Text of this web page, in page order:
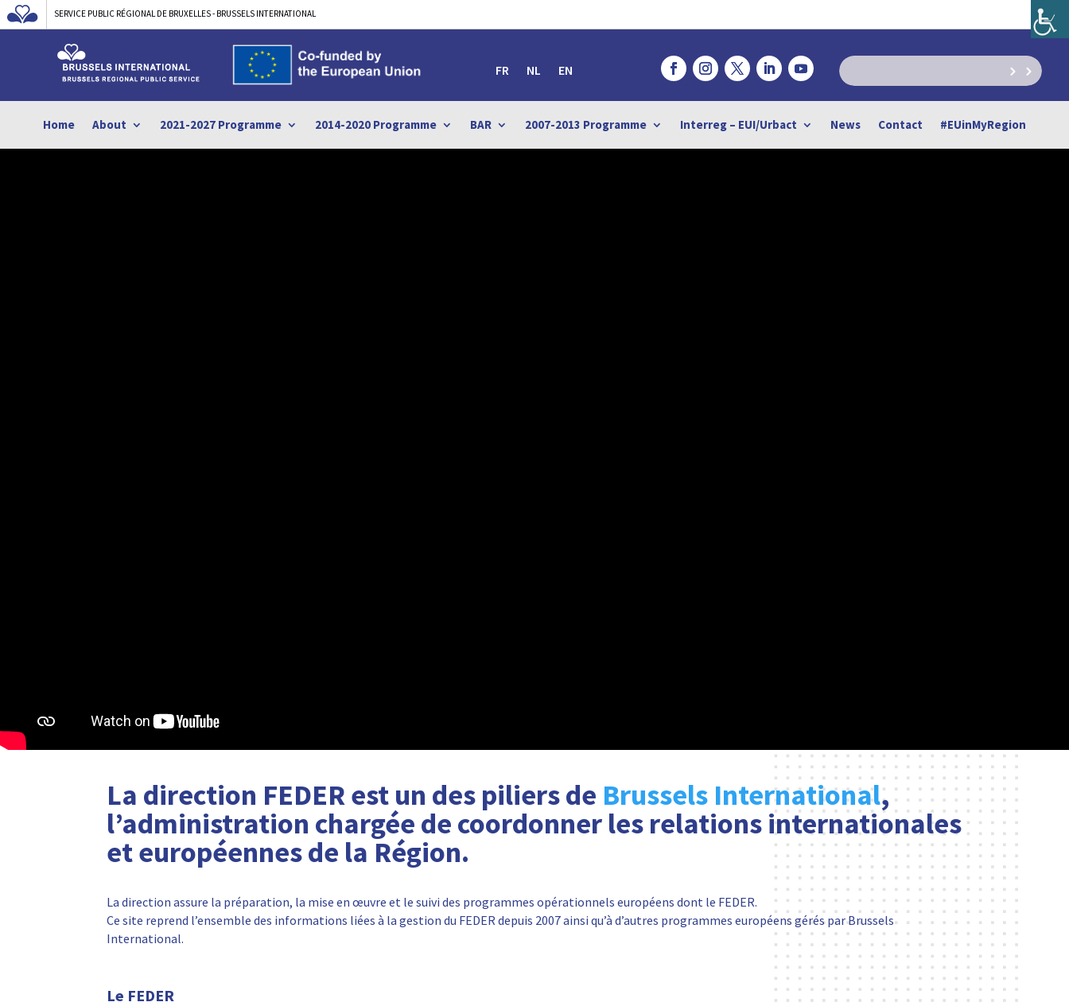
SERVICE PUBLIC RÉGIONAL DE BRUXELLES - BRUSSELS INTERNATIONAL
FR NL EN
Home About 2021-2027 Programme 2014-2020 Programme BAR 2007-2013 Programme Interreg – EUI/Urbact News Contact #EUinMyRegion
La direction FEDER est un des piliers de Brussels International,
l’administration chargée de coordonner les relations internationales
et européennes de la Région.
La direction assure la préparation, la mise en œuvre et le suivi des programmes opérationnels européens dont le FEDER.
Ce site reprend l’ensemble des informations liées à la gestion du FEDER depuis 2007 ainsi qu’à d’autres programmes européens gérés par Brussels
International.
Le FEDER